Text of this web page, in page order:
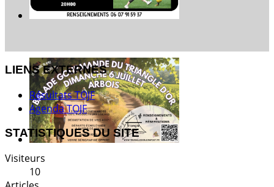
LIENS EXTERNES
Résultats TOJF
Agenda TOJF
STATISTIQUES DU SITE
Visiteurs
10